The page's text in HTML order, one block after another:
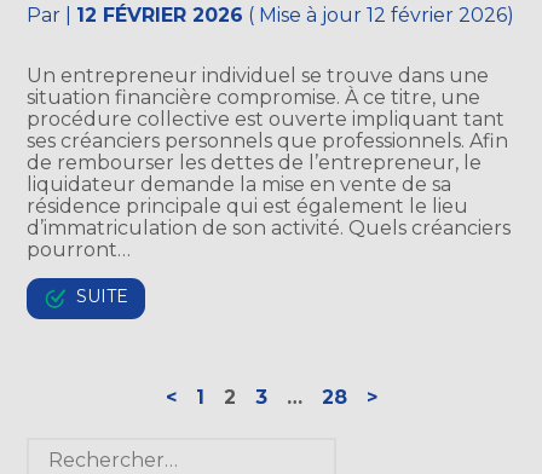
Par 12 FÉVRIER 2026 ( Mise à jour 12 février 2026)
Un entrepreneur individuel se trouve dans une
situation financière compromise. À ce titre, une
procédure collective est ouverte impliquant tant
ses créanciers personnels que professionnels. Afin
de rembourser les dettes de l’entrepreneur, le
liquidateur demande la mise en vente de sa
résidence principale qui est également le lieu
d’immatriculation de son activité. Quels créanciers
pourront…
SUITE
Navigation
< 1 2 3 … 28 >
Blog
Rechercher :